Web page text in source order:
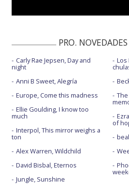
PRO.
Carly Rae Jepsen, Day and
night
Anni B Sweet, Alegría
Europe, Come this madness
Ellie Goulding, I know too
much
Interpol, This mirror weighs a
ton
Alex Warren, Wildchild
David Bisbal, Eternos
Jungle, Sunshine
Los
of